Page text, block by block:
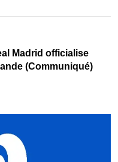
Madrid officialise
(Communiqué)